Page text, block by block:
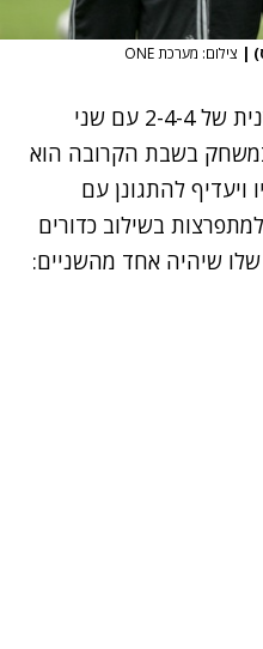
| צילום: מערכת ONE
הוא דוגל בשיטת משחק מודרנית של 2-4-4 עם שני
בשבת הקרובה הוא
ויעדיף להתגונן עם
בשילוב כדורים
שיהיה אחד מהשניים: